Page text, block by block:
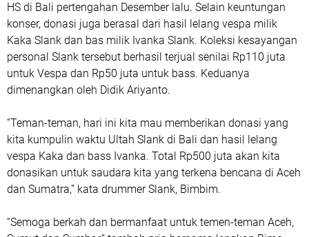
HS di Bali pertengahan Desember lalu. Selain keuntungan
konser, donasi juga berasal dari hasil lelang vespa milik
Kaka Slank dan bas milik Ivanka Slank. Koleksi kesayangan
personal Slank tersebut berhasil terjual senilai Rp110 juta
untuk Vespa dan Rp50 juta untuk bass. Keduanya
dimenangkan oleh Didik Ariyanto.
“Teman-teman, hari ini kita mau memberikan donasi yang
kita kumpulin waktu Ultah Slank di Bali dan hasil lelang
vespa Kaka dan bass Ivanka. Total Rp500 juta akan kita
donasikan untuk saudara kita yang terkena bencana di Aceh
dan Sumatra,” kata drummer Slank, Bimbim.
“Semoga berkah dan bermanfaat untuk temen-teman Aceh,